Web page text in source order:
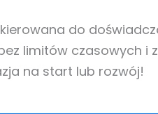
do
limitów czasowych i
na start lub rozwój!